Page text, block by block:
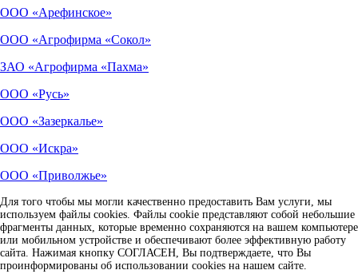
ООО «Арефинское»
ООО «Агрофирма «Сокол»
ЗАО «Агрофирма «Пахма»
ООО «Русь»
ООО «Зазеркалье»
ООО «Искра»
ООО «Приволжье»
Для того чтобы мы могли качественно предоставить Вам услуги, мы
используем файлы cookies. Файлы cookie представляют собой небольшие
фрагменты данных, которые временно сохраняются на вашем компьютере
или мобильном устройстве и обеспечивают более эффективную работу
сайта. Нажимая кнопку СОГЛАСЕН, Вы подтверждаете, что Вы
проинформированы об использовании cookies на нашем сайте.